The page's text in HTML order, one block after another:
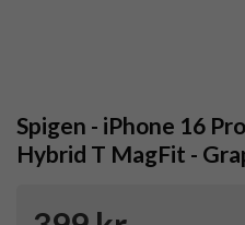
Spigen - iPhone 16
Hybrid T MagFit -